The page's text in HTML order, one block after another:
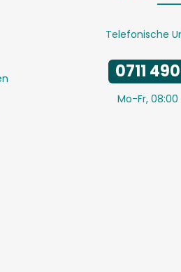
Telefonische
0711
Mo-Fr, 08:00